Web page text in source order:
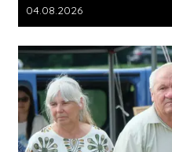
Data dodania galerii:
04.08.2026